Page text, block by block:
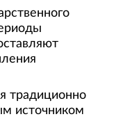
традиционно
источником